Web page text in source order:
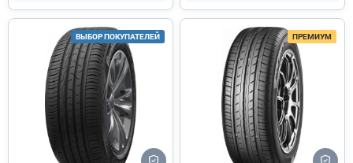
ВЫБОР ПОКУПАТЕЛЕЙ ПРЕМИУМ